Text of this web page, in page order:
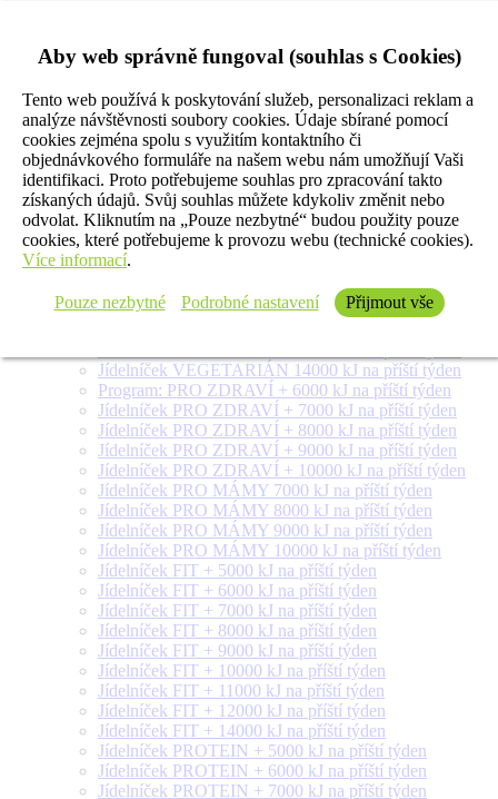
Aby web správně fungoval (souhlas s Cookies)
Tento web používá k poskytování služeb, personalizaci reklam a
analýze návštěvnosti soubory cookies. Údaje sbírané pomocí
cookies zejména spolu s využitím kontaktního či
objednávkového formuláře na našem webu nám umožňují Vaši
identifikaci. Proto potřebujeme souhlas pro zpracování takto
získaných údajů. Svůj souhlas můžete kdykoliv změnit nebo
odvolat. Kliknutím na „Pouze nezbytné“ budou použity pouze
cookies, které potřebujeme k provozu webu (technické cookies).
Více informací.
Pouze nezbytné Podrobné nastavení Přijmout vše
budúci týždeň
Jídelníček PRE ZDRAVIE 9000 kJ na budúci týždeň
Jídelníček PRE ZDRAVIE NA CESTY 9000 kJ na
budúci týždeň
Jídelníček PRE ZDRAVIE 10000 kJ na budúci týždeň
Jídelníček PRE ZDRAVIE 12000 kJ na budúci týždeň
Jídelníček PRE ZDRAVIE 14000 kJ na budúci týždeň
Jídelníček PRE ZDRAVIE NA CESTY 10000 kJ na
budúci týždeň
Jídelníček VEGETARIÁN 5000 kJ na příští týden
Jídelníček VEGETARIÁN 6000 kJ na příští týden
Jídelníček VEGETARIÁN 7000 kJ na příští týden
Jídelníček VEGETARIÁN 8000 kJ na příští týden
Jídelníček VEGETARIÁN 9000 kJ na příští týden
Jídelníček VEGETARIÁN 14000 kJ na příští týden
Program: PRO ZDRAVÍ + 6000 kJ na příští týden
Jídelníček PRO ZDRAVÍ + 7000 kJ na příští týden
Jídelníček PRO ZDRAVÍ + 8000 kJ na příští týden
Jídelníček PRO ZDRAVÍ + 9000 kJ na příští týden
Jídelníček PRO ZDRAVÍ + 10000 kJ na příští týden
Jídelníček PRO MÁMY 7000 kJ na příští týden
Jídelníček PRO MÁMY 8000 kJ na příští týden
Jídelníček PRO MÁMY 9000 kJ na příští týden
Jídelníček PRO MÁMY 10000 kJ na příští týden
Jídelníček FIT + 5000 kJ na příští týden
Jídelníček FIT + 6000 kJ na příští týden
Jídelníček FIT + 7000 kJ na příští týden
Jídelníček FIT + 8000 kJ na příští týden
Jídelníček FIT + 9000 kJ na příští týden
Jídelníček FIT + 10000 kJ na příští týden
Jídelníček FIT + 11000 kJ na příští týden
Jídelníček FIT + 12000 kJ na příští týden
Jídelníček FIT + 14000 kJ na příští týden
Jídelníček PROTEIN + 5000 kJ na příští týden
Jídelníček PROTEIN + 6000 kJ na příští týden
Jídelníček PROTEIN + 7000 kJ na příští týden